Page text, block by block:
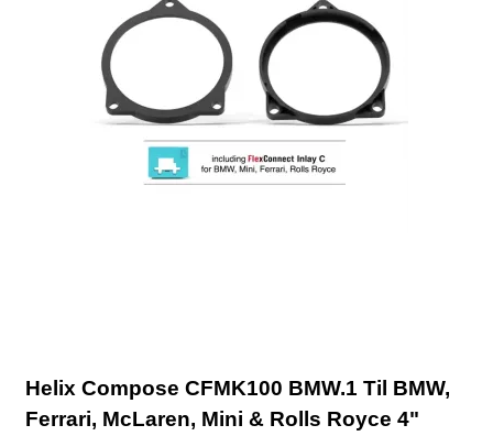
Helix Compose CFMK100 BMW.1 Til BMW,
Ferrari, McLaren, Mini & Rolls Royce 4"